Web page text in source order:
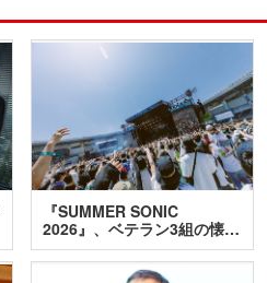
『SUMMER SONIC
2026』、ベテラン3組の懐…